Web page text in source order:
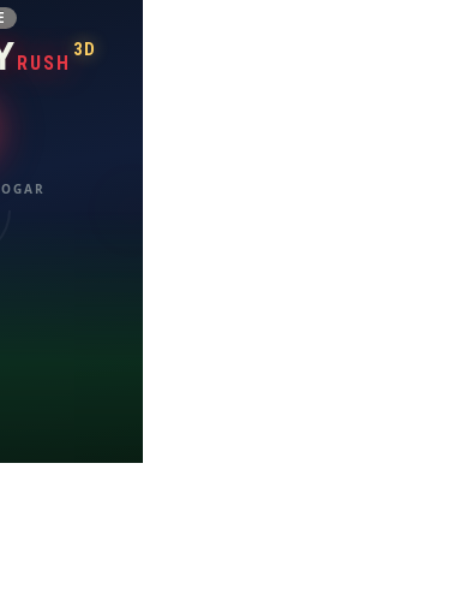
RUSH
3D